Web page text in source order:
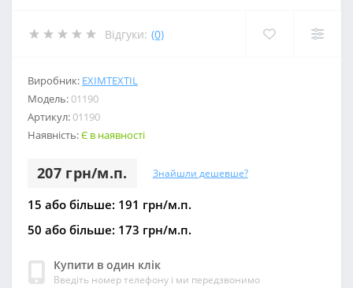
Відгуки: (0)
Виробник: EXIMTEXTIL
Модель:01190
Артикул:01190
Наявність:Є в наявності
207 грн/м.п. Знайшли дешевше?
15 або більше: 191 грн/м.п.
50 або більше: 173 грн/м.п.
Купити в один клік
Введіть номер телефону і ми передзвонимо